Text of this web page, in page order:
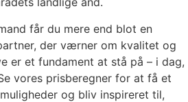
får du mere end blot en
der værner om kvalitet og
er et fundament at stå på – i dag,
vores prisberegner for at få et
og bliv inspireret til,